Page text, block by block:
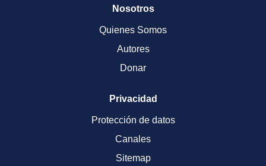
Nosotros
Quienes Somos
Autores
Donar
Privacidad
Protección de datos
Canales
Sitemap